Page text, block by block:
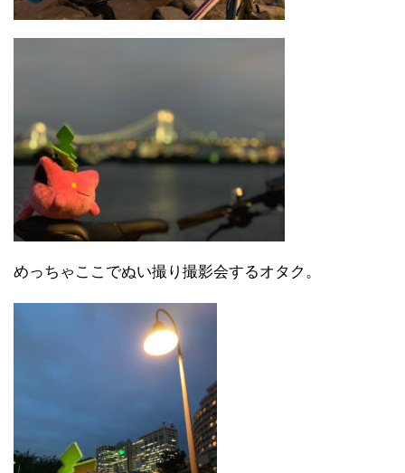
めっちゃここでぬい撮り撮影会するオタク。